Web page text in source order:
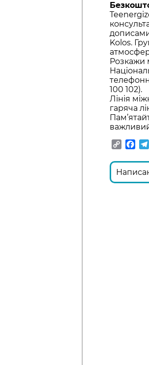
Kolos.
Розкажи
100 102).
Лінія
гаряча
Copy